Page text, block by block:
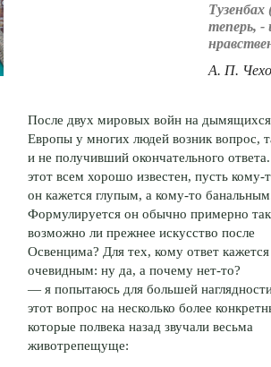
теперь, -
А. П.
После двух мировых войн на
Европы у многих людей возник вопрос,
и не получивший окончательного
этот всем хорошо известен, пусть кому-
он кажется глупым, а кому-то
Формулируется он обычно примерно
возможно ли прежнее искусство после
Освенцима? Для тех, кому ответ кажется
очевидным: ну да, а почему нет-то?
— я попытаюсь для большей
этот вопрос на несколько более
которые полвека назад звучали весьма
животрепещуще: